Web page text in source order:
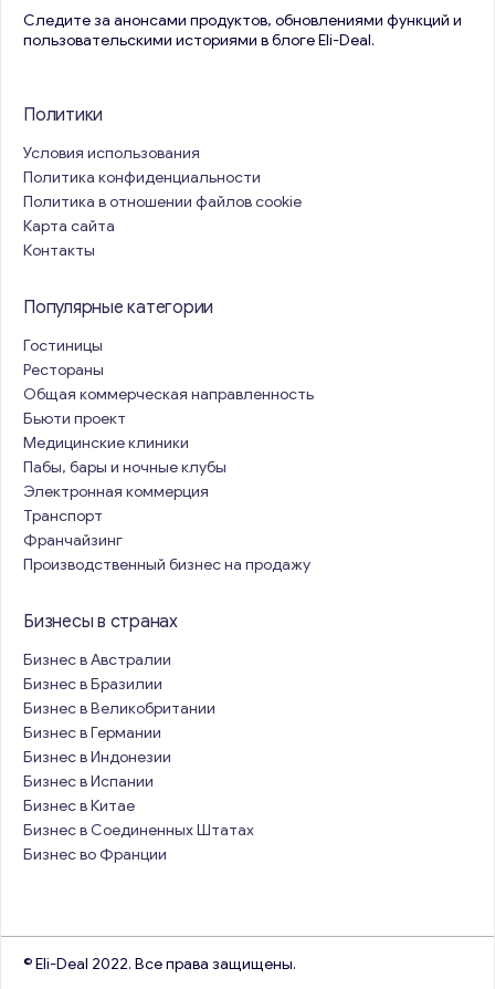
Следите за анонсами продуктов, обновлениями функций и
пользовательскими историями в блоге Eli-Deal.
Политики
Условия использования
Политика конфиденциальности
Политика в отношении файлов cookie
Карта сайта
Контакты
Популярные категории
Гостиницы
Рестораны
Общая коммерческая направленность
Бьюти проект
Медицинские клиники
Пабы, бары и ночные клубы
Электронная коммерция
Транспорт
Франчайзинг
Производственный бизнес на продажу
Бизнесы в странах
Бизнес в Австралии
Бизнес в Бразилии
Бизнес в Великобритании
Бизнес в Германии
Бизнес в Индонезии
Бизнес в Испании
Бизнес в Китае
Бизнес в Соединенных Штатах
Бизнес во Франции
© Eli-Deal 2022. Все права защищены.